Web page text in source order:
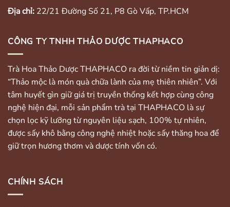
Địa chỉ: 22/21 Đường Số 21, P8 Gò Vấp, TP.HCM
CÔNG TY TNHH THẢO DƯỢC THAPHACO
Trà Hoa Thảo Dược THAPHACO ra đời từ niềm tin giản dị:
“Thảo mộc là món quà chữa lành của mẹ thiên nhiên”. Với
tâm huyết gìn giữ giá trị truyền thống kết hợp cùng công
nghệ hiện đại, mỗi sản phẩm trà tại THAPHACO là sự
chọn lọc kỹ lưỡng từ nguyên liệu sạch, 100% tự nhiên,
được sấy khô bằng công nghệ nhiệt hoặc sấy thăng hoa để
giữ trọn hương thơm và dược tính vốn có.
CHÍNH SÁCH